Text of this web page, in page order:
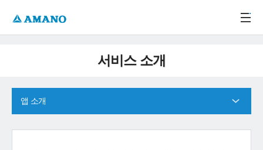
서비스 소개
앱 소개